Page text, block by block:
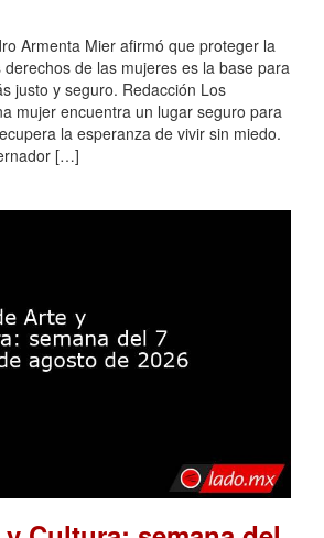
Armenta Mier afirmó que proteger la
de las mujeres es la base para
justo y seguro. Redacción Los
mujer encuentra un lugar seguro para
la esperanza de vivir sin miedo.
[…]